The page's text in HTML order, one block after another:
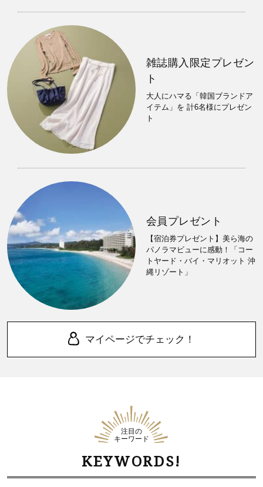
雑誌購入限定プレゼン
ト
大人にハマる「韓国ブランドア
イテム」を 計6名様にプレゼン
ト
会員プレゼント
【宿泊券プレゼント】美ら海の
パノラマビューに感動！「コー
トヤード・バイ・マリオット 沖
縄リゾート」
マイページでチェック！
注目の
キーワード
KEYWORDS!